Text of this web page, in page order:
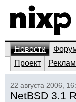
Новости
Проект
22 августа 2006,
NetBSD 3.1